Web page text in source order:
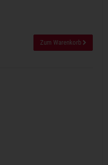
Zum Warenkorb